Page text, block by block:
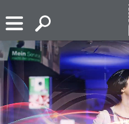
content